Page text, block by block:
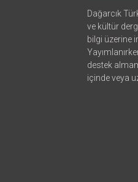
Dağarcık
ve kültür
bilgi üzerine
destek
içinde veya